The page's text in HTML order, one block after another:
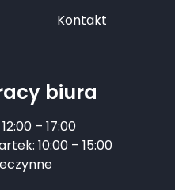
Kontakt
biura
– 17:00
10:00 – 15:00